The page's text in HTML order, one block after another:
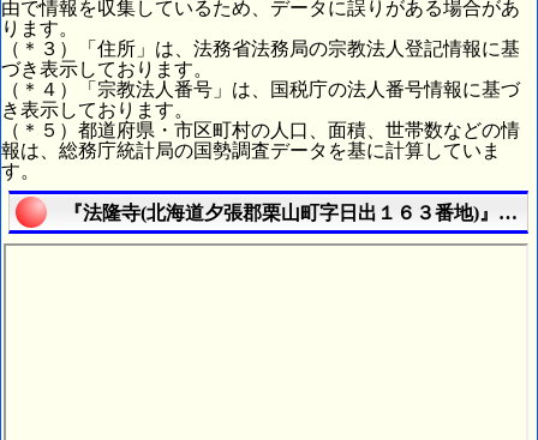
由で情報を収集しているため、データに誤りがある場合があ
ります。
（＊３）「住所」は、法務省法務局の宗教法人登記情報に基
づき表示しております。
（＊４）「宗教法人番号」は、国税庁の法人番号情報に基づ
き表示しております。
（＊５）都道府県・市区町村の人口、面積、世帯数などの情
報は、総務庁統計局の国勢調査データを基に計算していま
す。
『法隆寺(北海道夕張郡栗山町字日出１６３番地)』の